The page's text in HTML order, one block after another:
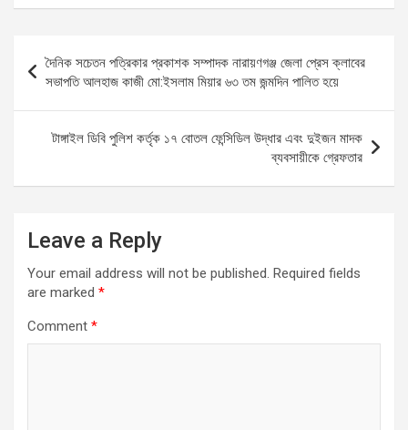
ce
b
o
o
k
ail at
A
p
p
se
g
er
ar
navigation
দৈনিক সচেতন পত্রিকার প্রকাশক সম্পাদক নারায়ণগঞ্জ জেলা প্রেস ক্লাবের
সভাপতি আলহাজ কাজী মো:ইসলাম মিয়ার ৬৩ তম জন্মদিন পালিত হয়ে
টাঙ্গাইল ডিবি পুলিশ কর্তৃক ১৭ বোতল ফেন্সিডিল উদ্ধার এবং দুইজন মাদক
ব্যবসায়ীকে গ্রেফতার
Leave a Reply
Your email address will not be published. Required fields
are marked *
Comment *